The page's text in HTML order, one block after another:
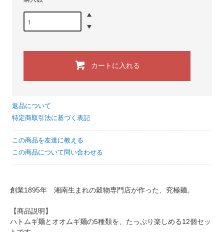
カートに入れる
返品について
特定商取引法に基づく表記
この商品を友達に教える
この商品について問い合わせる
創業1895年 湘南生まれの穀物専門店が作った、究極麺。
【商品説明】
ハトムギ麺とオオムギ麺の5種類を、たっぷり楽しめる12個セッ